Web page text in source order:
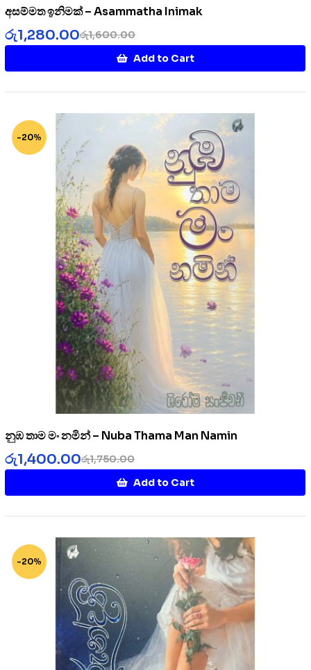
අසම්මත ඉනිමක් – Asammatha Inimak
රු1,600.00
රු1,280.00
Add to Cart
-20%
නුඹ තාම මං නමින් – Nuba Thama Man Namin
රු1,750.00
රු1,400.00
Add to Cart
-20%